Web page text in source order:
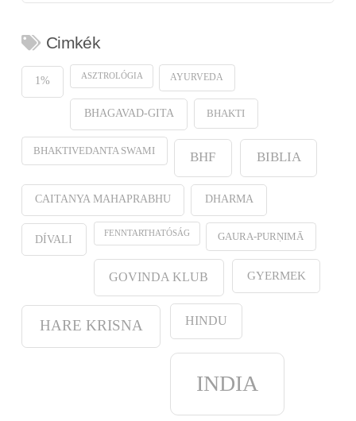
Cimkék
1% ASZTROLÓGIA AYURVEDA
BHAGAVAD-GITA BHAKTI
BHAKTIVEDANTA SWAMI BHF BIBLIA
CAITANYA MAHAPRABHU DHARMA
DÍVALI FENNTARTHATÓSÁG GAURA-PURṆIMĀ
GOVINDA KLUB GYERMEK
HARE KRISNA HINDU
INDIA